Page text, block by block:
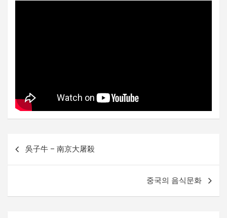
吳子牛 – 南京大屠殺
중국의 음식문화